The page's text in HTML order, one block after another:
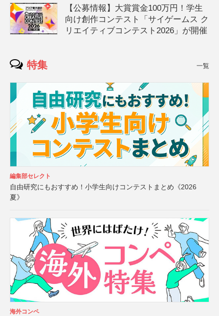
【公募情報】大賞賞金100万円！学生
向け創作コンテスト「サイゲームス ク
リエイティブコンテスト2026」が開催
特集 一覧
編集部セレクト
自由研究にもおすすめ！小学生向けコンテストまとめ《2026
夏》
海外コンペ